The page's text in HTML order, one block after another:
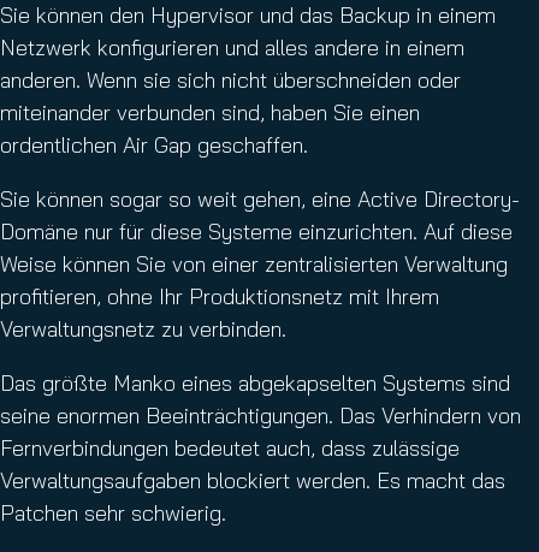
Sie können den Hypervisor und das Backup in einem
Netzwerk konfigurieren und alles andere in einem
anderen. Wenn sie sich nicht überschneiden oder
miteinander verbunden sind, haben Sie einen
ordentlichen Air Gap geschaffen.
Sie können sogar so weit gehen, eine Active Directory-
Domäne nur für diese Systeme einzurichten. Auf diese
Weise können Sie von einer zentralisierten Verwaltung
profitieren, ohne Ihr Produktionsnetz mit Ihrem
Verwaltungsnetz zu verbinden.
Das größte Manko eines abgekapselten Systems sind
seine enormen Beeinträchtigungen. Das Verhindern von
Fernverbindungen bedeutet auch, dass zulässige
Verwaltungsaufgaben blockiert werden. Es macht das
Patchen sehr schwierig.